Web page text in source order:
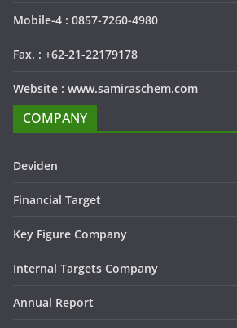
Mobile-4 : 0857-7260-4980
Fax. : +62-21-22179178
Website : www.samiraschem.com
COMPANY
Deviden
Financial Target
Key Figure Company
Internal Targets Company
Annual Report